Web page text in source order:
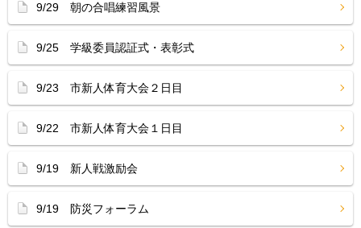
9/29 朝の合唱練習風景
9/25 学級委員認証式・表彰式
9/23 市新人体育大会２日目
9/22 市新人体育大会１日目
9/19 新人戦激励会
9/19 防災フォーラム